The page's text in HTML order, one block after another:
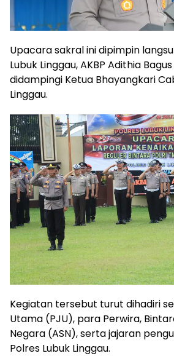
Upacara sakral ini dipimpin
Lubuk Linggau, AKBP Adithia
didampingi Ketua Bhayangkari
Linggau.
Kegiatan tersebut turut dihadiri
Utama (PJU), para Perwira,
Negara (ASN), serta jajaran
Polres Lubuk Linggau.